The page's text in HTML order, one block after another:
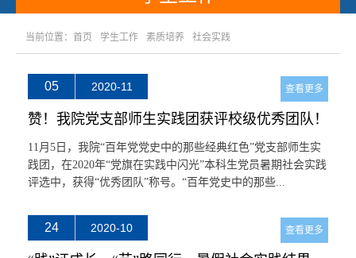
当前位置： 首页 学生工作 素质培养 社会实践
05 2020-11
赞！我院党支部师生实践团获评校级优秀团队！
11月5日，我院“百年党党史中的那些经典红色”党支部师生实
践团，在2020年“党旗在实践中闪光”本科生党员暑期社会实践
评选中，获得“优秀团队”称号。“百年党史中的那些...
查看更多
24 2020-10 查看更多